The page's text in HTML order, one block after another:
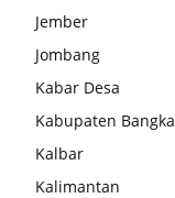
Jember
Jombang
Kabar Desa
Kabupaten Bangka
Kalbar
Kalimantan